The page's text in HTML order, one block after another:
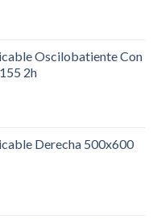
Oscilobatiente Con
2h
Derecha 500x600